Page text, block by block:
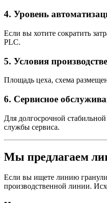
4. Уровень
Если вы хотите сократить
PLC.
5. Условия
Площадь цеха, схема
6. Сервисное
Для долгосрочной
службы сервиса.
Мы предлагаем
Если вы ищете линию
производственной линии.